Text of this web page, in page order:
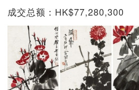
成交总额：HK$77,280,300